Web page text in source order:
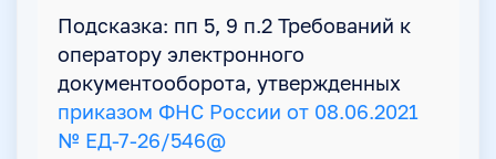
Подсказка: пп 5, 9 п.2 Требований к
оператору электронного
документооборота, утвержденных
приказом ФНС России от 08.06.2021
№ ЕД-7-26/546@